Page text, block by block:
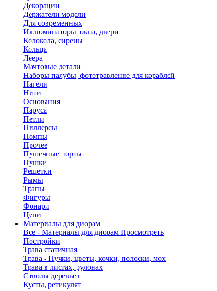
Декорации
Держатели модели
Для современных
Иллюминаторы, окна, двери
Колокола, сирены
Кольца
Леера
Мачтовые детали
Наборы палубы, фототравление для кораблей
Нагели
Нити
Основания
Паруса
Петли
Пиллерсы
Помпы
Прочее
Пушечные порты
Пушки
Решетки
Рымы
Трапы
Фигуры
Фонари
Цепи
Материалы для диорам
Все - Материалы для диорам Просмотреть
Постройки
Трава статичная
Трава - Пучки, цветы, кочки, полоски, мох
Трава в листах, рулонах
Стволы деревьев
Кусты, ретикулят